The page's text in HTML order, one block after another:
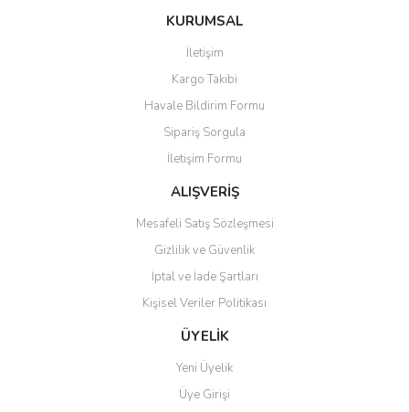
KURUMSAL
İletişim
Kargo Takibi
Havale Bildirim Formu
Sipariş Sorgula
İletişim Formu
ALIŞVERİŞ
Mesafeli Satış Sözleşmesi
Gizlilik ve Güvenlik
İptal ve İade Şartları
Kişisel Veriler Politikası
ÜYELİK
Yeni Üyelik
Üye Girişi